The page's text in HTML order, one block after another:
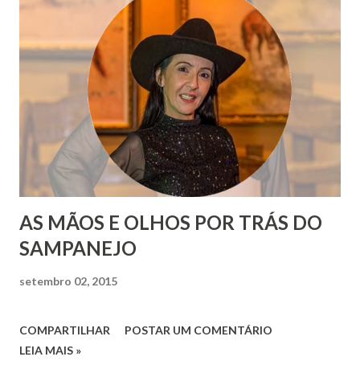
AS MÃOS E OLHOS POR TRÁS DO
SAMPANEJO
setembro 02, 2015
COMPARTILHAR
POSTAR UM COMENTÁRIO
LEIA MAIS »